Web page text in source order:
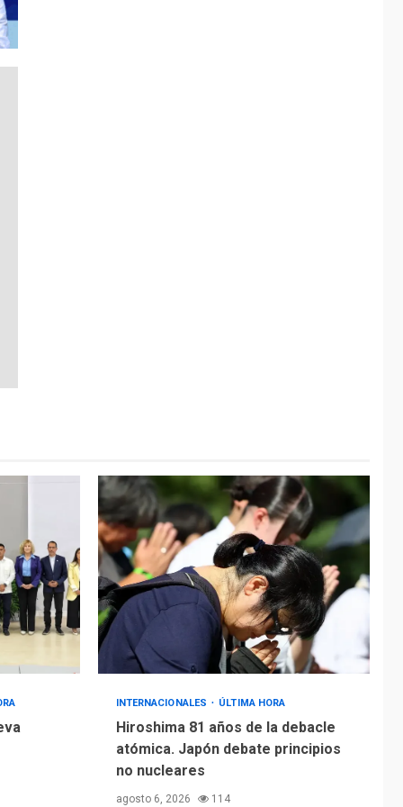
INTERNACIONALES ÚLTIMA HORA
Hiroshima 81 años de la debacle
atómica. Japón debate principios
no nucleares
agosto 6, 2026 114